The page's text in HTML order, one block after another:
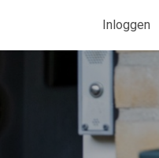
Inloggen